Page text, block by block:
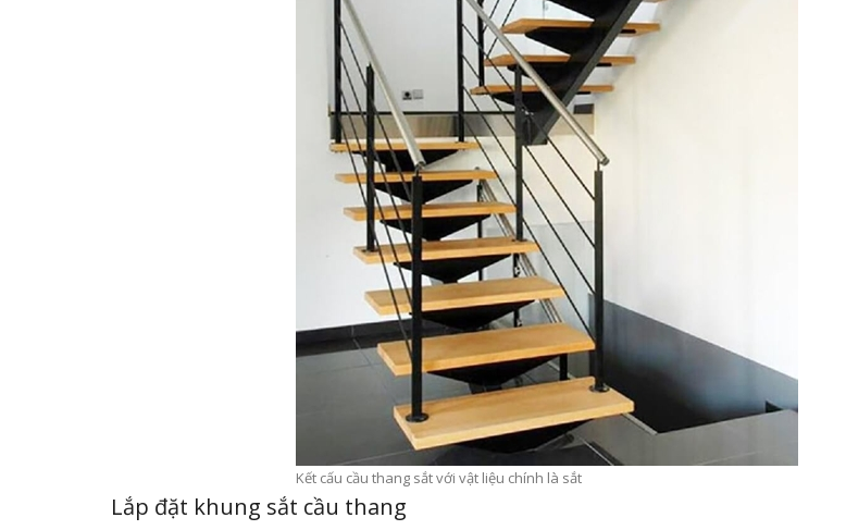
Kết cấu cầu thang sắt với vật liệu chính là sắt
Lắp đặt khung sắt cầu thang